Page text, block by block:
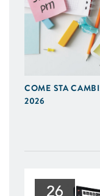
COME STA
2026